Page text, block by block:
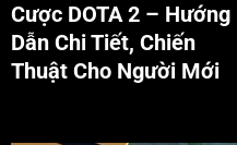
Cược DOTA 2 – Hướng
Dẫn Chi Tiết, Chiến
Thuật Cho Người Mới